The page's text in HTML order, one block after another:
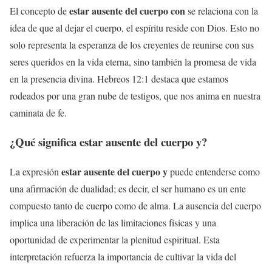
El concepto deestar ausente del cuerpo con se relaciona con la
idea de que al dejar el cuerpo, el espíritu reside con Dios. Esto no
solo representa la esperanza de los creyentes de reunirse con sus
seres queridos en la vida eterna, sino también la promesa de vida
en la presencia divina. Hebreos 12:1 destaca que estamos
rodeados por una gran nube de testigos, que nos anima en nuestra
caminata de fe.
¿Qué significaestar ausente del cuerpo y?
La expresión estar ausente del cuerpo ypuede entenderse como
una afirmación de dualidad; es decir, el ser humano es un ente
compuesto tanto de cuerpo como de alma. La ausencia del cuerpo
implica una liberación de las limitaciones físicas y una
oportunidad de experimentar la plenitud espiritual. Esta
interpretación refuerza la importancia de cultivar la vida del